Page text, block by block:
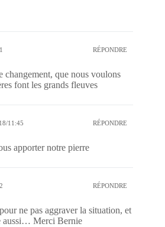
RÉPONDRE
changement, que nous voulons
font les grands fleuves
11:45 RÉPONDRE
apporter notre pierre
RÉPONDRE
ne pas aggraver la situation, et
aussi… Merci Bernie